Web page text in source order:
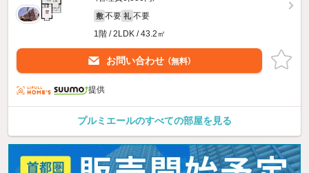
敷 不要 礼 不要
1階 / 2LDK / 43.2㎡
お問い合わせ （無料）
提供
プルミエールのすべての部屋を見る